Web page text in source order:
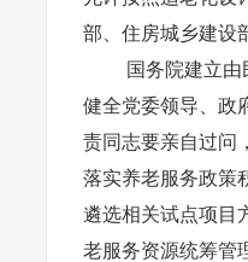
部、住房城乡建设
国务院建立
健全党委领导、政
责同志要亲自过问
落实养老服务政策
遴选相关试点项目
老服务资源统筹管